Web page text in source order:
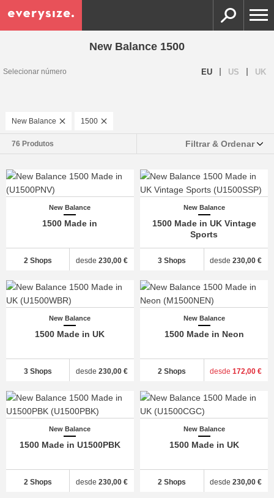
New Balance 1500
Selecionar número EU | US | UK
New Balance 1500
76 Produtos Filtrar & Ordenar
New Balance
1500 Made in
2 Shops desde 230,00 €
New Balance
1500 Made in UK Vintage
Sports
3 Shops desde 230,00 €
New Balance
1500 Made in UK
3 Shops desde 230,00 €
New Balance
1500 Made in Neon
2 Shops desde 172,00 €
New Balance
1500 Made in U1500PBK
2 Shops desde 230,00 €
New Balance
1500 Made in UK
2 Shops desde 230,00 €